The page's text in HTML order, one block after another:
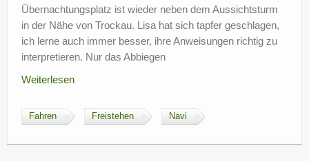
Übernachtungsplatz ist wieder neben dem Aussichtsturm
in der Nähe von Trockau. Lisa hat sich tapfer geschlagen,
ich lerne auch immer besser, ihre Anweisungen richtig zu
interpretieren. Nur das Abbiegen
Weiterlesen
Fahren Freistehen Navi